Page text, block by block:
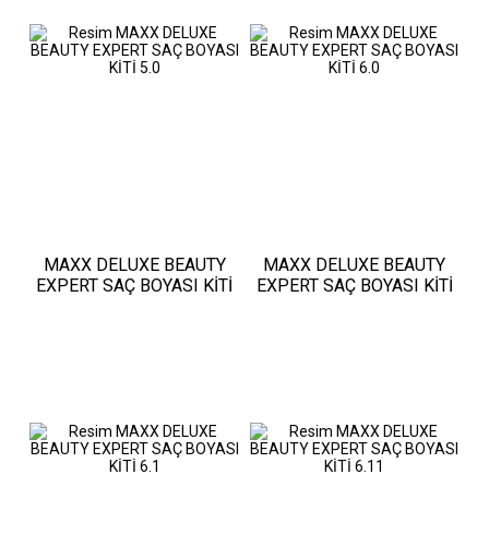
MAXX DELUXE BEAUTY
EXPERT SAÇ BOYASI KİTİ
MAXX DELUXE BEAUTY
EXPERT SAÇ BOYASI KİTİ